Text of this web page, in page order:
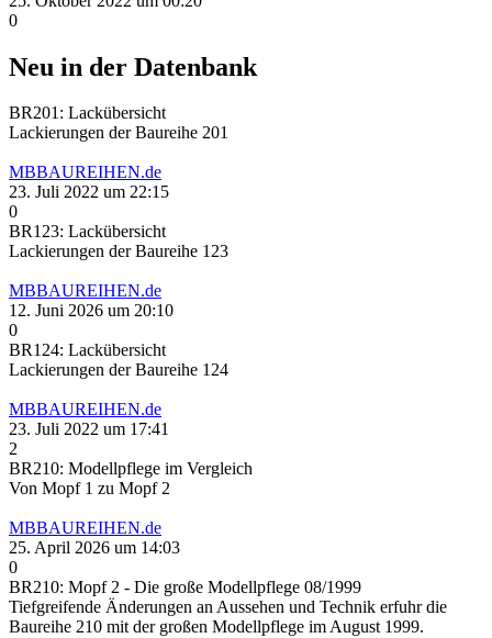
0
Neu in der Datenbank
BR201: Lackübersicht
Lackierungen der Baureihe 201
MBBAUREIHEN.de
23. Juli 2022 um 22:15
0
BR123: Lackübersicht
Lackierungen der Baureihe 123
MBBAUREIHEN.de
12. Juni 2026 um 20:10
0
BR124: Lackübersicht
Lackierungen der Baureihe 124
MBBAUREIHEN.de
23. Juli 2022 um 17:41
2
BR210: Modellpflege im Vergleich
Von Mopf 1 zu Mopf 2
MBBAUREIHEN.de
25. April 2026 um 14:03
0
BR210: Mopf 2 - Die große Modellpflege 08/1999
Tiefgreifende Änderungen an Aussehen und Technik erfuhr die
Baureihe 210 mit der großen Modellpflege im August 1999.